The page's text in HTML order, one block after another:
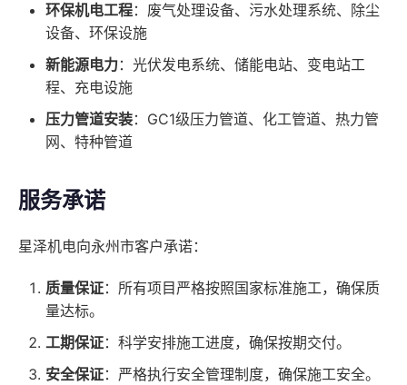
环保机电工程：废气处理设备、污水处理系统、除尘
设备、环保设施
新能源电力：光伏发电系统、储能电站、变电站工
程、充电设施
压力管道安装：GC1级压力管道、化工管道、热力管
网、特种管道
服务承诺
星泽机电向永州市客户承诺：
质量保证：所有项目严格按照国家标准施工，确保质
量达标。
工期保证：科学安排施工进度，确保按期交付。
安全保证：严格执行安全管理制度，确保施工安全。